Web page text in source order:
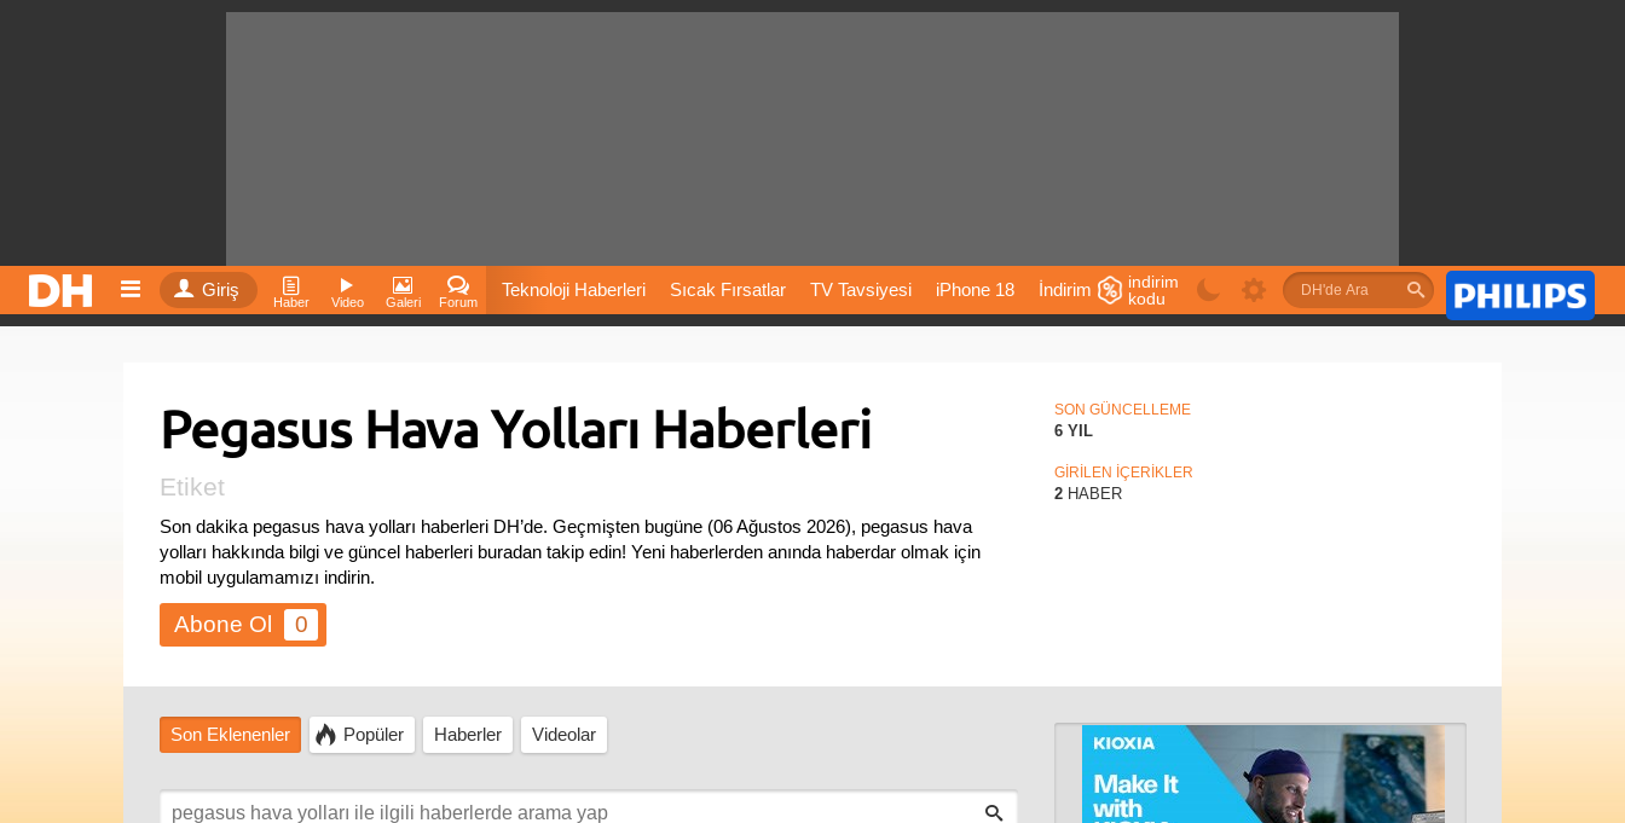
Giriş
Haber Video Galeri Forum
Teknoloji Haberleri Sıcak Fırsatlar TV Tavsiyesi iPhone 18 İndirim
Fiyatları Vizyondaki Filmler Bitcoin Önerileri Önerileri
indirim
kodu
Pegasus Hava Yolları Haberleri
Etiket
Son dakika pegasus hava yolları haberleri DH’de. Geçmişten bugüne (06 Ağustos 2026), pegasus hava
yolları hakkında bilgi ve güncel haberleri buradan takip edin! Yeni haberlerden anında haberdar olmak için
mobil uygulamamızı indirin.
0
SON GÜNCELLEME
6 YIL
GİRİLEN İÇERİKLER
2 HABER
Son Eklenenler Popüler Haberler Videolar